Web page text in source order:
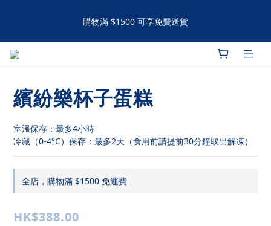
購物滿 $1500 可享免費送貨
手工撻 / 曲奇購買滿60件可享有九五折優惠 滿120件可享有九折優
購物滿 $1500 可享免費送貨
繽紛樂杯子蛋糕
室溫保存：最多4小時
冷藏（0-4°C）保存：最多2天（食用前請提前30分鐘取出解凍）
全店，購物滿 $1500 免運費
HK$388.00